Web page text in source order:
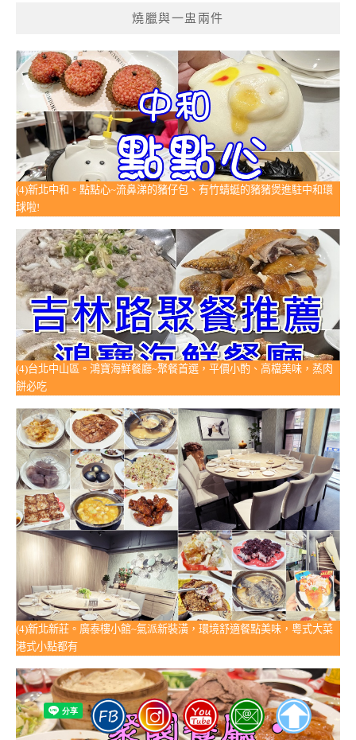
燒臘與一盅兩件
(4)新北中和。點點心~流鼻涕的豬仔包、有竹蜻蜓的豬豬煲進駐中和環
球啦!
(4)台北中山區。鴻寶海鮮餐廳~聚餐首選，平價小酌、高檔美味，蒸肉
餅必吃
(4)新北新莊。廣泰樓小館~氣派新裝潢，環境舒適餐點美味，粵式大菜
港式小點都有